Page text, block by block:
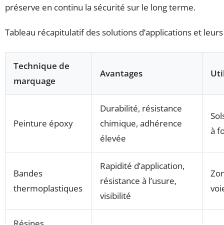
préserve en continu la sécurité sur le long terme.
Tableau récapitulatif des solutions d’applications et
Technique de
marquage
Avantages
Peinture époxy
Durabilité, résistance
chimique, adhérence
élevée
à
Bandes
thermoplastiques
Rapidité d’application,
résistance à l’usure,
visibilité